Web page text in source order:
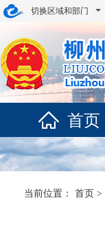
切换区域和部门
首页
当前位置： 首页 >